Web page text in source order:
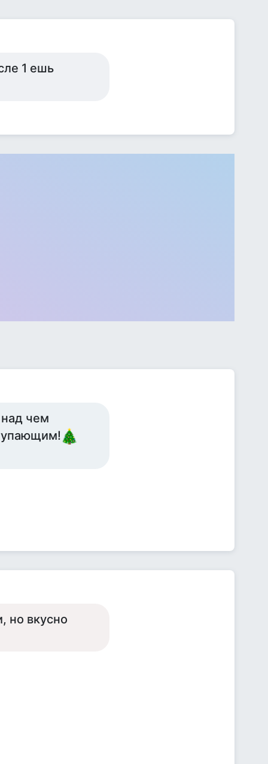
1 ешь
чем
но вкусно